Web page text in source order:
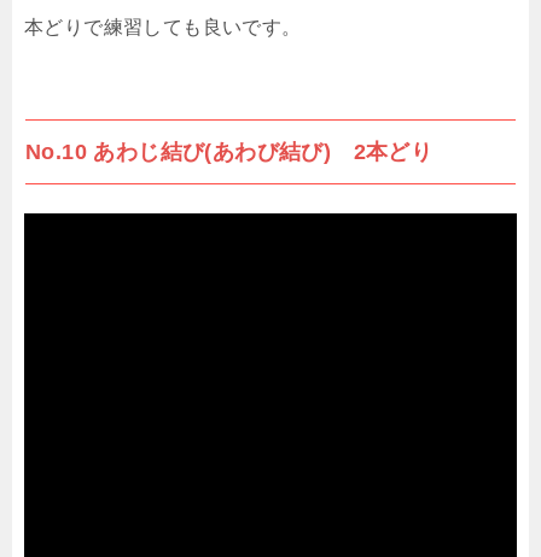
本どりで練習しても良いです。
No.10 あわじ結び(あわび結び) 2本どり